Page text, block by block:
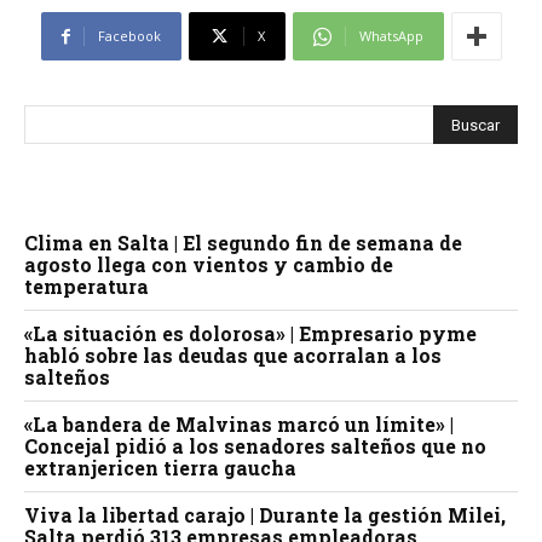
Facebook X WhatsApp
Clima en Salta | El segundo fin de semana de
agosto llega con vientos y cambio de
temperatura
«La situación es dolorosa» | Empresario pyme
habló sobre las deudas que acorralan a los
salteños
«La bandera de Malvinas marcó un límite» |
Concejal pidió a los senadores salteños que no
extranjericen tierra gaucha
Viva la libertad carajo | Durante la gestión Milei,
Salta perdió 313 empresas empleadoras